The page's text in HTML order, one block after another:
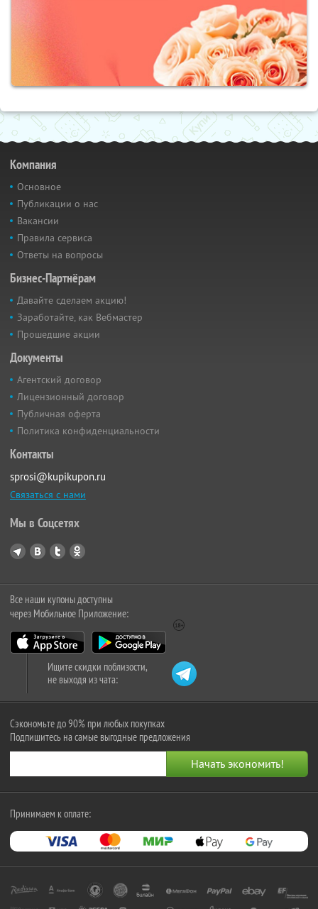
Компания
Основное
Публикации о нас
Вакансии
Правила сервиса
Ответы на вопросы
Бизнес-Партнёрам
Давайте сделаем акцию!
Заработайте, как Вебмастер
Прошедшие акции
Документы
Агентский договор
Лицензионный договор
Публичная оферта
Политика конфиденциальности
Контакты
sprosi@kupikupon.ru
Связаться с нами
Мы в Соцсетях
Все наши купоны доступны
через Мобильное Приложение:
Ищите скидки поблизости,
не выходя из чата:
Сэкономьте до 90% при любых покупках
Подпишитесь на самые выгодные предложения
Принимаем к оплате: